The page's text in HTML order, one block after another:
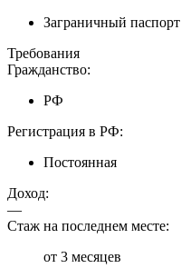
Заграничный паспорт
Требования
Гражданство:
РФ
Регистрация в РФ:
Постоянная
Доход:
—
Стаж на последнем месте:
от 3 месяцев